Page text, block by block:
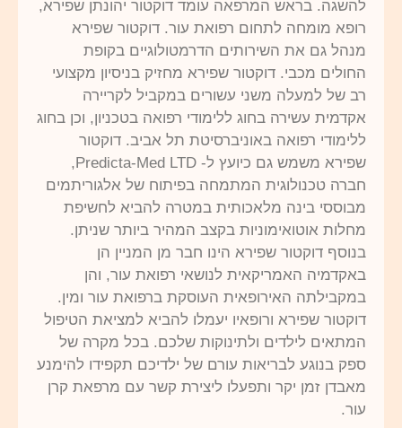
להשגה. בראש המרפאה עומד דוקטור יהונתן שפירא,
רופא מומחה לתחום רפואת עור. דוקטור שפירא
מנהל גם את השירותים הדרמטולוגיים בקופת
החולים מכבי. דוקטור שפירא מחזיק בניסיון מקצועי
רב של למעלה משני עשורים במקביל לקריירה
אקדמית עשירה בחוג ללימודי רפואה בטכניון, וכן בחוג
ללימודי רפואה באוניברסיטת תל אביב. דוקטור
שפירא משמש גם כיועץ ל- Predicta-Med LTD,
חברה טכנולוגית המתמחה בפיתוח של אלגוריתמים
מבוססי בינה מלאכותית במטרה להביא לחשיפת
מחלות אוטואימוניות בקצב המהיר ביותר שניתן.
בנוסף דוקטור שפירא הינו חבר מן המניין הן
באקדמיה האמריקאית לנושאי רפואת עור, והן
במקבילתה האירופאית העוסקת ברפואת עור ומין.
דוקטור שפירא ורופאיו יעמלו להביא למציאת הטיפול
המתאים לילדים ולתינוקות שלכם. בכל מקרה של
ספק בנוגע לבריאות עורם של ילדיכם תקפידו להימנע
מאבדן זמן יקר ותפעלו ליצירת קשר עם מרפאת קרן
עור.